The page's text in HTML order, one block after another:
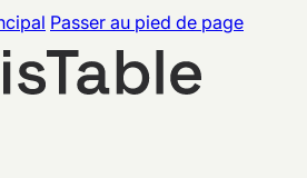
Passer au pied de page